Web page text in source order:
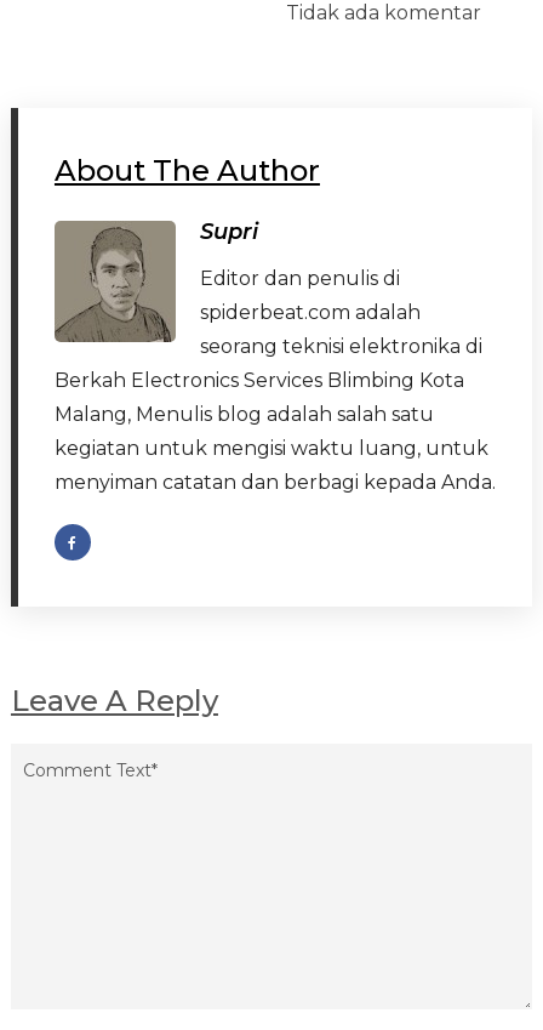
Tidak ada komentar
About The Author
Supri
Editor dan penulis di
spiderbeat.com adalah
seorang teknisi elektronika di
Berkah Electronics Services Blimbing Kota
Malang, Menulis blog adalah salah satu
kegiatan untuk mengisi waktu luang, untuk
menyiman catatan dan berbagi kepada Anda.
Leave A Reply